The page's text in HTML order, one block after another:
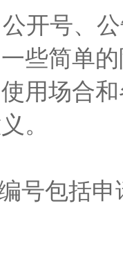
号、公
些简单
用场合
。
包括申